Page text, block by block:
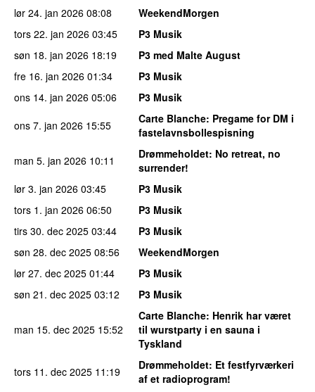
lør 24. jan 2026 08:08
WeekendMorgen
tors 22. jan 2026 03:45
P3 Musik
søn 18. jan 2026 18:19
P3 med Malte August
fre 16. jan 2026 01:34
P3 Musik
ons 14. jan 2026 05:06
P3 Musik
ons 7. jan 2026 15:55 Carte Blanche: Pregame for DM i
fastelavnsbollespisning
man 5. jan 2026 10:11 Drømmeholdet: No retreat, no
surrender!
lør 3. jan 2026 03:45
P3 Musik
tors 1. jan 2026 06:50
P3 Musik
tirs 30. dec 2025 03:44
P3 Musik
søn 28. dec 2025 08:56
WeekendMorgen
lør 27. dec 2025 01:44
P3 Musik
søn 21. dec 2025 03:12 P3 Musik
man 15. dec 2025 15:52
Carte Blanche: Henrik har været
til wurstparty i en sauna i
Tyskland
tors 11. dec 2025 11:19 Drømmeholdet: Et festfyrværkeri
af et radioprogram!